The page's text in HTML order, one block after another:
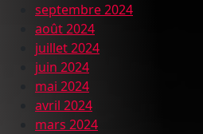
septembre 2024
août 2024
juillet 2024
juin 2024
mai 2024
avril 2024
mars 2024